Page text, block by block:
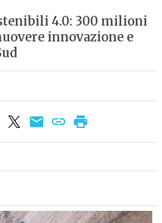
4.0: 300 milioni
innovazione e